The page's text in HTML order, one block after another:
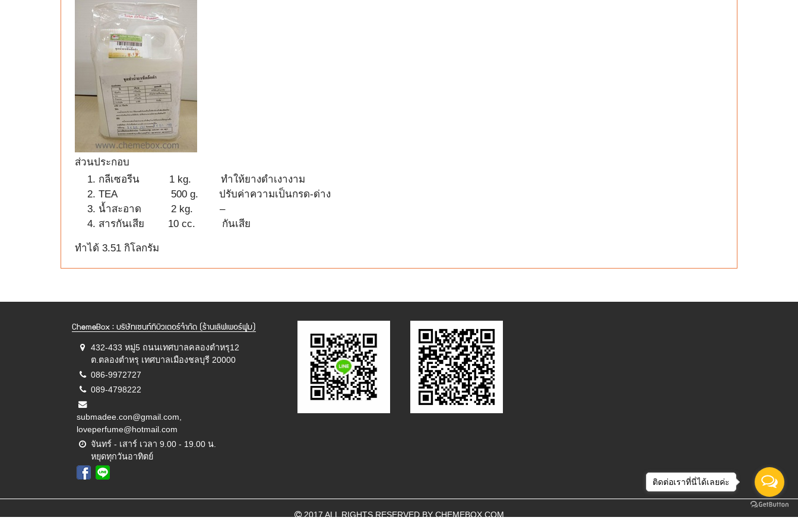
ส่วนประกอบ
กลีเซอรีน 1 kg. ทำให้ยางดำเงางาม
TEA 500 g. ปรับค่าความเป็นกรด-ด่าง
น้ำสะอาด 2 kg. –
สารกันเสีย 10 cc. กันเสีย
ทำได้ 3.51 กิโลกรัม
ChemeBox : บริษัทเซนท์ทิบิวเตอร์จำกัด (ร้านเลิฟเพอร์ฟูม)
432-433 หมู่5 ถนนเทศบาลคลองตำหรุ12
ต.ตลองตำหรุ เทศบาลเมืองชลบุรี 20000
086-9972727
089-4798222
submadee.con@gmail.com,
loveperfume@hotmail.com
จันทร์ - เสาร์ เวลา 9.00 - 19.00 น.
หยุดทุกวันอาทิตย์
2017 ALL RIGHTS RESERVED BYCHEMEBOX.COM
ติดต่อเราที่นี่ได้เลยค่ะ